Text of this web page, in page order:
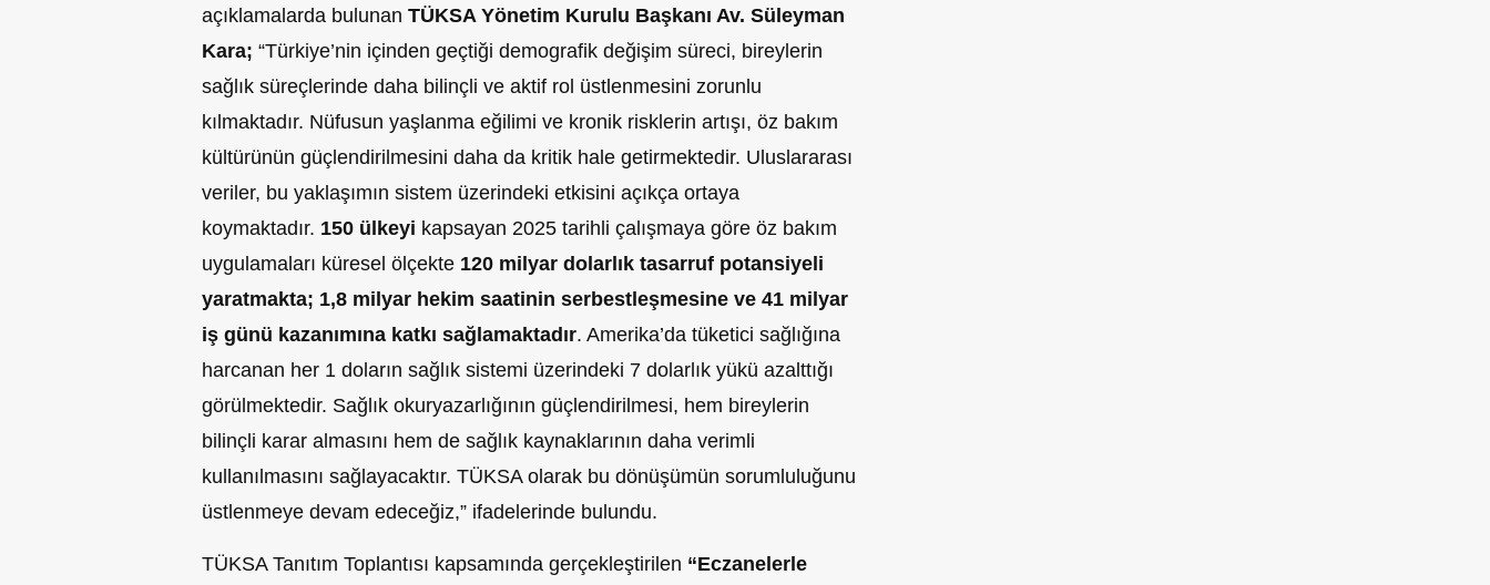
açıklamalarda bulunan TÜKSA Yönetim Kurulu Başkanı Av. Süleyman
Kara; “Türkiye’nin içinden geçtiği demografik değişim süreci, bireylerin
sağlık süreçlerinde daha bilinçli ve aktif rol üstlenmesini zorunlu
kılmaktadır. Nüfusun yaşlanma eğilimi ve kronik risklerin artışı, öz bakım
kültürünün güçlendirilmesini daha da kritik hale getirmektedir. Uluslararası
veriler, bu yaklaşımın sistem üzerindeki etkisini açıkça ortaya
koymaktadır. 150 ülkeyi kapsayan 2025 tarihli çalışmaya göre öz bakım
uygulamaları küresel ölçekte 120 milyar dolarlık tasarruf potansiyeli
yaratmakta; 1,8 milyar hekim saatinin serbestleşmesine ve 41 milyar
iş günü kazanımına katkı sağlamaktadır. Amerika’da tüketici sağlığına
harcanan her 1 doların sağlık sistemi üzerindeki 7 dolarlık yükü azalttığı
görülmektedir. Sağlık okuryazarlığının güçlendirilmesi, hem bireylerin
bilinçli karar almasını hem de sağlık kaynaklarının daha verimli
kullanılmasını sağlayacaktır. TÜKSA olarak bu dönüşümün sorumluluğunu
üstlenmeye devam edeceğiz,” ifadelerinde bulundu.
TÜKSA Tanıtım Toplantısı kapsamında gerçekleştirilen “Eczanelerle